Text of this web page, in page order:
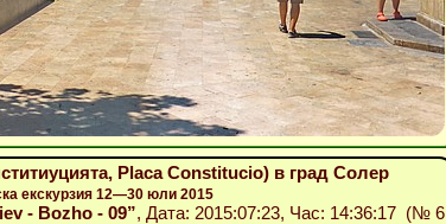
Placa Constitucio) в град Солер
екскурзия 12—30 юли 2015
- Bozho - 09”, Дата: 2015:07:23, Час: 14:36:17 (№ 6